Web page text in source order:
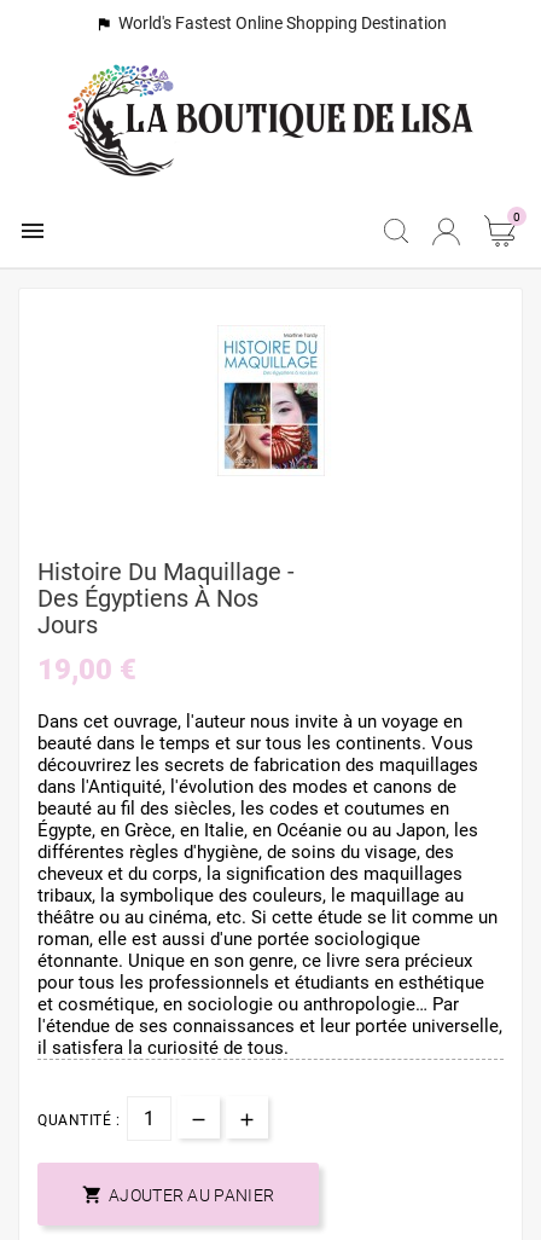
 World's Fastest Online Shopping Destination
 0
Histoire Du Maquillage -
Des Égyptiens À Nos
Jours
19,00 €
Dans cet ouvrage, l'auteur nous invite à un voyage en
beauté dans le temps et sur tous les continents. Vous
découvrirez les secrets de fabrication des maquillages
dans l'Antiquité, l'évolution des modes et canons de
beauté au fil des siècles, les codes et coutumes en
Égypte, en Grèce, en Italie, en Océanie ou au Japon, les
différentes règles d'hygiène, de soins du visage, des
cheveux et du corps, la signification des maquillages
tribaux, la symbolique des couleurs, le maquillage au
théâtre ou au cinéma, etc. Si cette étude se lit comme un
roman, elle est aussi d'une portée sociologique
étonnante. Unique en son genre, ce livre sera précieux
pour tous les professionnels et étudiants en esthétique
et cosmétique, en sociologie ou anthropologie… Par
l'étendue de ses connaissances et leur portée universelle,
il satisfera la curiosité de tous.
QUANTITÉ :
 AJOUTER AU PANIER